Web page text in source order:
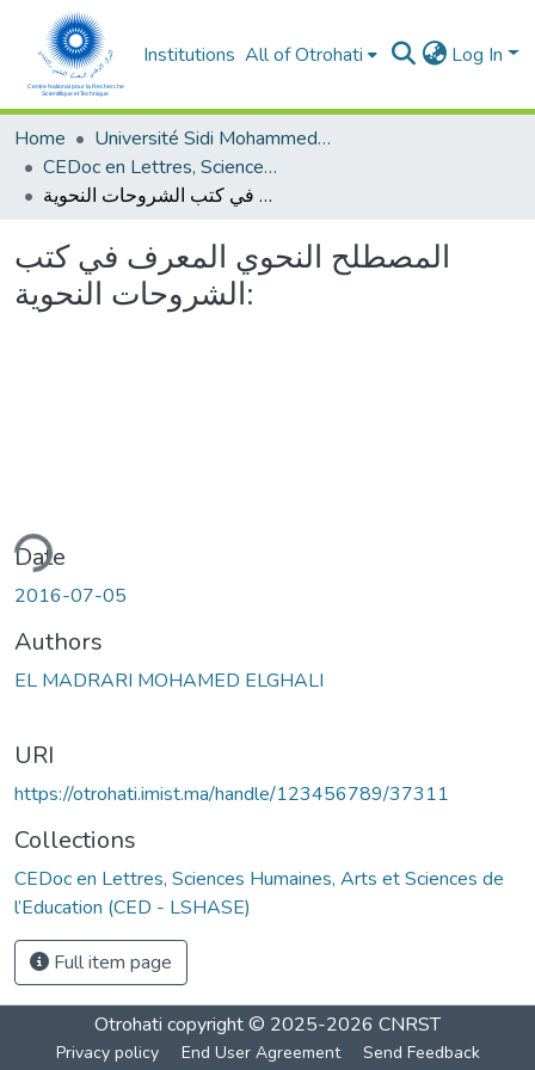
Institutions All of Otrohati Log In
Home
Université Sidi Mohammed Ben Abdellah - Fès
CEDoc en Lettres, Sciences Humaines, Arts et Sciences de l’Education (CED - LSHASE)
المصطلح النحوي المعرف في كتب الشروحات النحوية:
المصطلح النحوي المعرف في كتب
الشروحات النحوية:
Date
2016-07-05
Authors
EL MADRARI MOHAMED ELGHALI
URI
https://otrohati.imist.ma/handle/123456789/37311
Collections
CEDoc en Lettres, Sciences Humaines, Arts et Sciences de
l’Education (CED - LSHASE)
Full item page
Otrohati copyright © 2025-2026 CNRST
Privacy policy End User Agreement Send Feedback